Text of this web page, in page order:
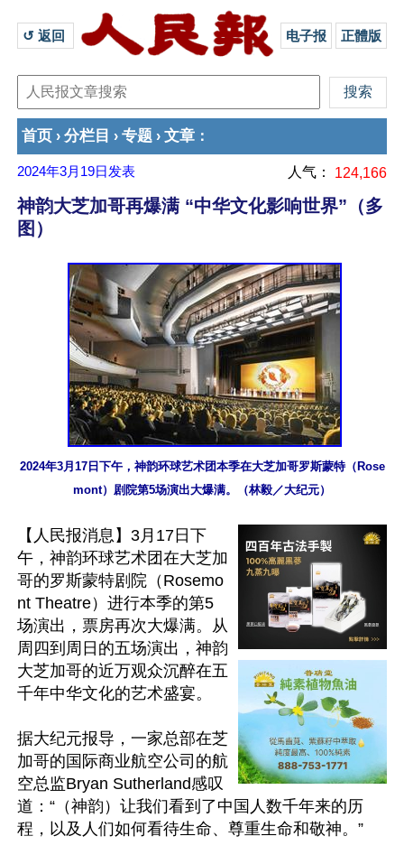
↺ 返回 电子报 正體版
首页 › 分栏目 › 专题 › 文章 ：
2024年3月19日 发表 人气： 124,166
神韵大芝加哥再爆满 “中华文化影响世界”（多
图）
2024年3月17日下午，神韵环球艺术团本季在大芝加哥罗斯蒙特（Rose
mont）剧院第5场演出大爆满。（林毅／大纪元）
【人民报消息】3月17日下
午，神韵环球艺术团在大芝加
哥的罗斯蒙特剧院（Rosemo
nt Theatre）进行本季的第5
场演出，票房再次大爆满。从
周四到周日的五场演出，神韵
大芝加哥的近万观众沉醉在五
千年中华文化的艺术盛宴。
据大纪元报导，一家总部在芝
加哥的国际商业航空公司的航
空总监Bryan Sutherland感叹
道：“（神韵）让我们看到了中国人数千年来的历
程，以及人们如何看待生命、尊重生命和敬神。”